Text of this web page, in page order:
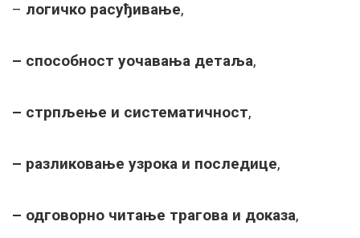
– логичко расуђивање,
– способност уочавања детаља,
– стрпљење и систематичност,
– разликовање узрока и последице,
– одговорно читање трагова и доказа,